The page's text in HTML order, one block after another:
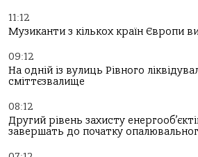
11:12
Музиканти з кількох країн Європи
09:12
На одній із вулиць Рівного
сміттєзвалище
08:12
Другий рівень захисту
завершать до початку